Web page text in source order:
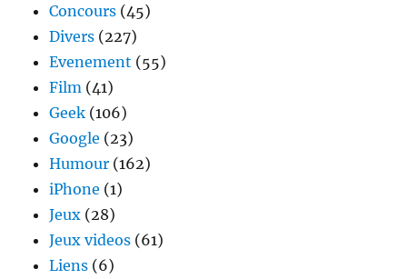
Concours (45)
Divers (227)
Evenement (55)
Film (41)
Geek (106)
Google (23)
Humour (162)
iPhone (1)
Jeux (28)
Jeux videos (61)
Liens (6)